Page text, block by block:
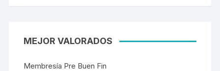
MEJOR VALORADOS
Membresía Pre Buen Fin